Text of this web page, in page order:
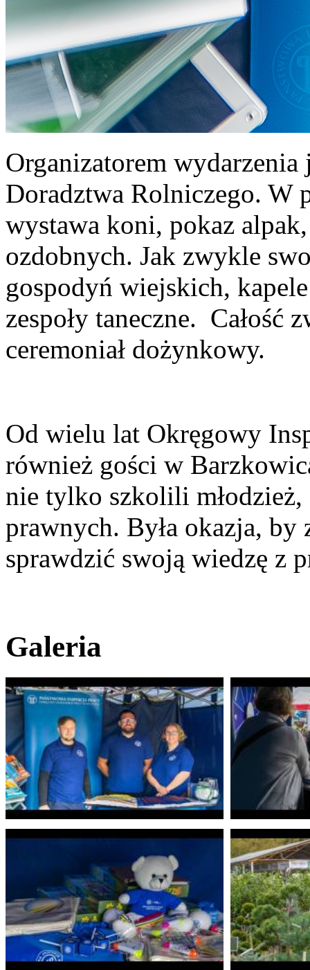
Organizatorem
Doradztwa Rolniczego. W
wystawa koni, pokaz
ozdobnych. Jak zwykle
gospodyń wiejskich,
zespoły taneczne. Całość
ceremoniał dożynkowy.
Od wielu lat Okręgowy
również gości w
nie tylko szkolili
prawnych. Była okazja,
sprawdzić swoją wiedzę z
Galeria